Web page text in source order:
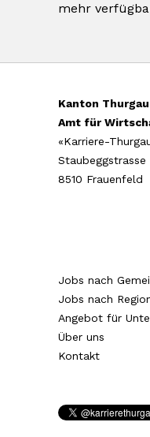
mehr
Kanton Thurgau
Amt für
«Karriere-
Staubeggstrasse
8510 Frauenfeld
Jobs nach
Jobs nach
Angebot für
Über uns
Kontakt